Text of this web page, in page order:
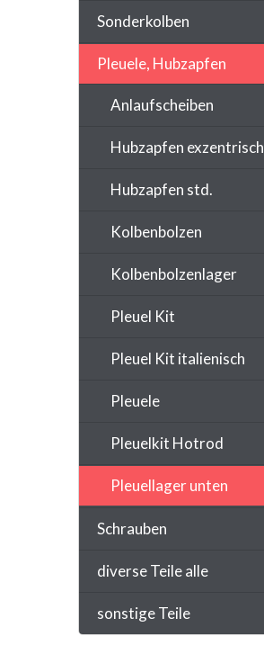
Sonderkolben
Pleuele, Hubzapfen
Anlaufscheiben
Hubzapfen exzentrisch
Hubzapfen std.
Kolbenbolzen
Kolbenbolzenlager
Pleuel Kit
Pleuel Kit italienisch
Pleuele
Pleuelkit Hotrod
Pleuellager unten
Schrauben
diverse Teile alle
sonstige Teile